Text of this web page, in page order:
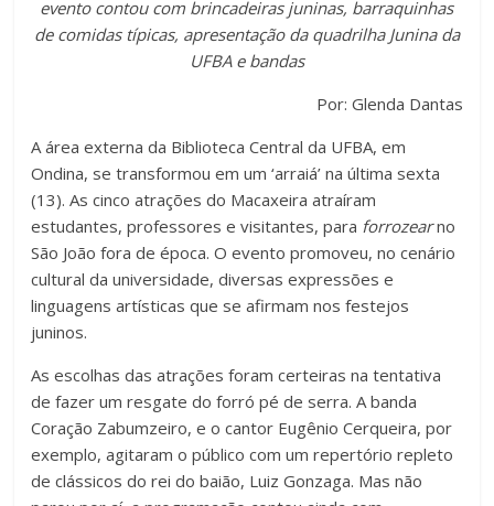
e
o
k
er s
p
p
ar
h
ar
evento contou com brincadeiras juninas, barraquinhas
de comidas típicas, apresentação da quadrilha Junina da
UFBA e bandas
Por: Glenda Dantas
A área externa da Biblioteca Central da UFBA, em
Ondina, se transformou em um ‘arraiá’ na última sexta
(13). As cinco atrações do Macaxeira atraíram
estudantes, professores e visitantes, para forrozearno
São João fora de época. O evento promoveu, no cenário
cultural da universidade, diversas expressões e
linguagens artísticas que se afirmam nos festejos
juninos.
As escolhas das atrações foram certeiras na tentativa
de fazer um resgate do forró pé de serra. A banda
Coração Zabumzeiro, e o cantor Eugênio Cerqueira, por
exemplo, agitaram o público com um repertório repleto
de clássicos do rei do baião, Luiz Gonzaga. Mas não